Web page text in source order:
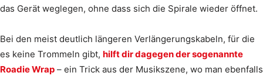
das Gerät weglegen, ohne dass sich die Spirale wieder öffnet.
Bei den meist deutlich längeren Verlängerungskabeln, für die
es keine Trommeln gibt, hilft dir dagegen der sogenannte
Roadie Wrap – ein Trick aus der Musikszene, wo man ebenfalls